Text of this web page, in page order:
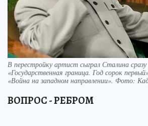
В перестройку артист сыграл Сталина сразу
«Государственная граница. Год сорок
«Война на западном направлении». Фото:
ВОПРОС - РЕБРОМ